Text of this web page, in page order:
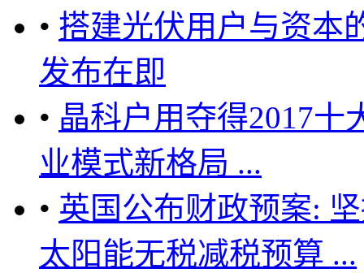
• 搭建光伏用户与资本
发布在即
• 晶科户用夺得2017十
业模式新格局 ...
• 英国公布财政预案:
太阳能无税减税预算 ...